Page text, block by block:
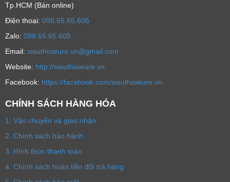
Tp.HCM (Bán online)
Ðiện thoại: 098.65.65.605
Zalo: 098.65.65.605
Email: sieuthisieure.vn@gmail.com
Website: http://sieuthisieure.vn
Facebook: https://facebook.com/sieuthisieure.vn
CHÍNH SÁCH HÀNG HÓA
1. Vận chuyển và giao nhận
2. Chính sách bảo hành
3. Hình thức thanh toán
4. Chính sách hoàn tiền đổi trả hàng